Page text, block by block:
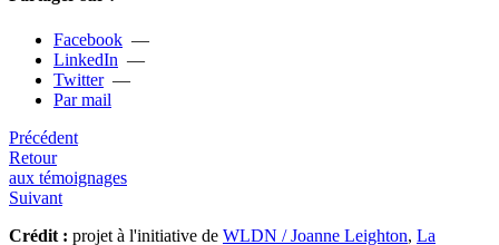
Facebook —
LinkedIn —
Twitter—
Par mail
Précédent
Retour
aux témoignages
Suivant
Crédit : projet à l'initiative de WLDN / Joanne Leighton, La